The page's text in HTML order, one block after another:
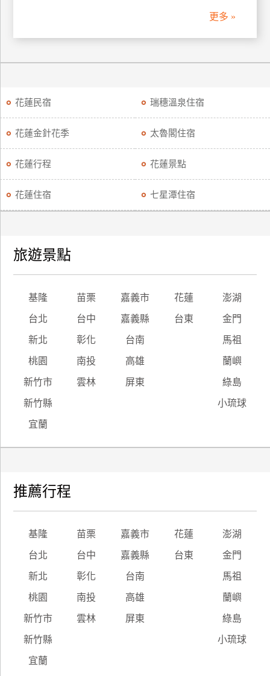
更多 »
花蓮民宿 瑞穗溫泉住宿
花蓮金針花季 太魯閣住宿
花蓮行程 花蓮景點
花蓮住宿 七星潭住宿
旅遊景點
基隆 苗栗 嘉義市 花蓮 澎湖
台北 台中 嘉義縣 台東 金門
新北 彰化 台南 馬祖
桃園 南投 高雄 蘭嶼
新竹市 雲林 屏東 綠島
新竹縣 小琉球
宜蘭
推薦行程
基隆 苗栗 嘉義市 花蓮 澎湖
台北 台中 嘉義縣 台東 金門
新北 彰化 台南 馬祖
桃園 南投 高雄 蘭嶼
新竹市 雲林 屏東 綠島
新竹縣 小琉球
宜蘭